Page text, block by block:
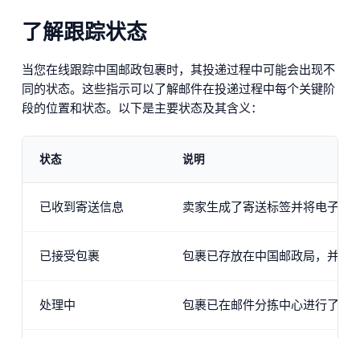
了解跟踪状态
当您在线跟踪中国邮政包裹时，其投递过程中可能会出现不
同的状态。这些指示可以了解邮件在投递过程中每个关键阶
段的位置和状态。以下是主要状态及其含义：
状态 说明
已收到寄送信息 卖家生成了寄送标签并将电子信
已接受包裹 包裹已存放在中国邮政局，并已
处理中 包裹已在邮件分拣中心进行了处